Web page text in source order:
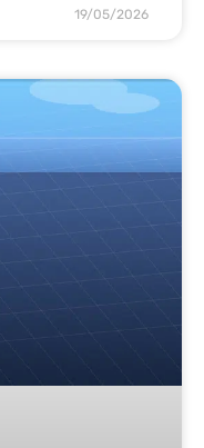
19/05/2026